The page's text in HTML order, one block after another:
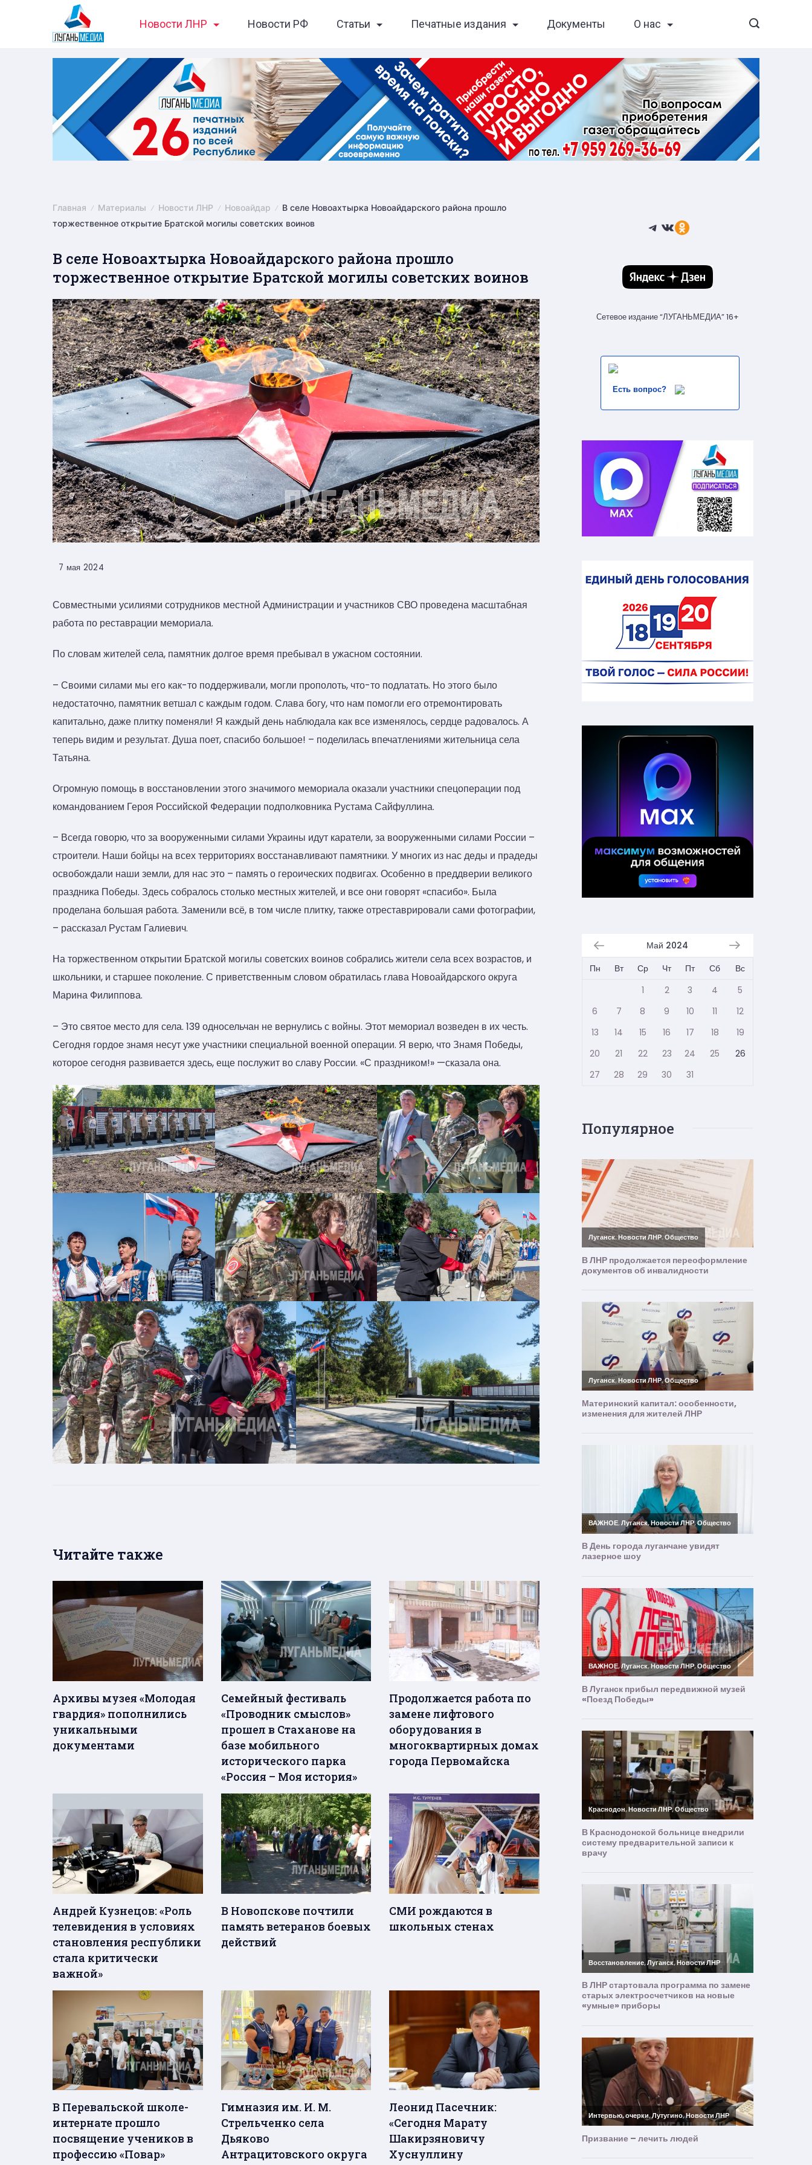
Новости ЛНР Новости РФ Статьи Печатные издания Документы О нас
Главная Материалы Новости ЛНР Новоайдар
В селе Новоахтырка Новоайдарского района прошло
торжественное открытие Братской могилы советских воинов
В селе Новоахтырка Новоайдарского района прошло
торжественное открытие Братской могилы советских воинов
7 мая 2024
Совместными усилиями сотрудников местной Администрации и участников СВО проведена масштабная
работа по реставрации мемориала.
По словам жителей села, памятник долгое время пребывал в ужасном состоянии.
– Своими силами мы его как-то поддерживали, могли прополоть, что-то подлатать. Но этого было
недостаточно, памятник ветшал с каждым годом. Слава богу, что нам помогли его отремонтировать
капитально, даже плитку поменяли! Я каждый день наблюдала как все изменялось, сердце радовалось. А
теперь видим и результат. Душа поет, спасибо большое! – поделилась впечатлениями жительница села
Татьяна.
Огромную помощь в восстановлении этого значимого мемориала оказали участники спецоперации под
командованием Героя Российской Федерации подполковника Рустама Сайфуллина.
– Всегда говорю, что за вооруженными силами Украины идут каратели, за вооруженными силами России –
строители. Наши бойцы на всех территориях восстанавливают памятники. У многих из нас деды и прадеды
освобождали наши земли, для нас это – память о героических подвигах. Особенно в преддверии великого
праздника Победы. Здесь собралось столько местных жителей, и все они говорят «спасибо». Была
проделана большая работа. Заменили всё, в том числе плитку, также отреставрировали сами фотографии,
– рассказал Рустам Галиевич.
На торжественном открытии Братской могилы советских воинов собрались жители села всех возрастов, и
школьники, и старшее поколение. С приветственным словом обратилась глава Новоайдарского округа
Марина Филиппова.
– Это святое место для села. 139 односельчан не вернулись с войны. Этот мемориал возведен в их честь.
Сегодня гордое знамя несут уже участники специальной военной операции. Я верю, что Знамя Победы,
которое сегодня развивается здесь, еще послужит во славу России. «С праздником!» —сказала она.
Читайте также
Архивы музея «Молодая
гвардия» пополнились
уникальными
документами
Семейный фестиваль
«Проводник смыслов»
прошел в Стаханове на
базе мобильного
исторического парка
«Россия – Моя история»
Продолжается работа по
замене лифтового
оборудования в
многоквартирных домах
города Первомайска
Андрей Кузнецов: «Роль
телевидения в условиях
становления республики
стала критически
важной»
В Новопскове почтили
память ветеранов боевых
действий
СМИ рождаются в
школьных стенах
В Перевальской школе-
интернате прошло
посвящение учеников в
профессию «Повар»
Гимназия им. И. М.
Стрельченко села
Дьяково
Антрацитовского округа
Леонид Пасечник:
«Сегодня Марату
Шакирзяновичу
Хуснуллину
Telegram
ВКонтакте
Ссылка
Сетевое издание “ЛУГАНЬМЕДИА” 16+
Есть вопрос?
Май 2024
Пн
Вт Ср Чт Пт Сб
Вс
1
2 3 4
5
6
7 8 9 10 11
12
13
14 15 16 17 18
19
20
21 22 23 24 25
26
27
28 29 30 31
Популярное